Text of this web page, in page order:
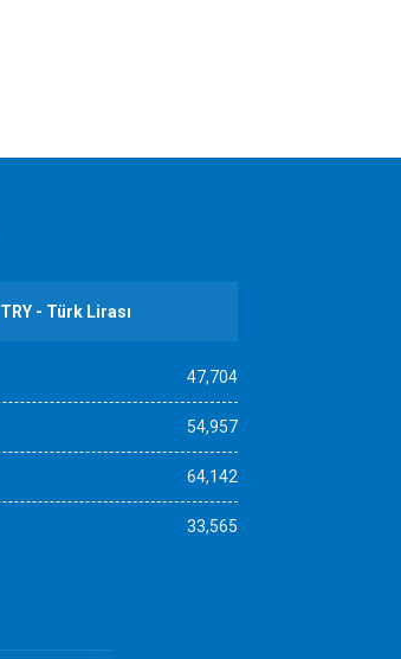
TRY - Türk Lirası
47,704
54,957
64,142
33,565